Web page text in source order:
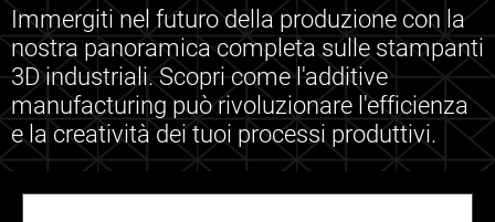
Immergiti nel futuro della produzione con la
nostra panoramica completa sulle stampanti
3D industriali. Scopri come l'additive
manufacturing può rivoluzionare l'efficienza
e la creatività dei tuoi processi produttivi.